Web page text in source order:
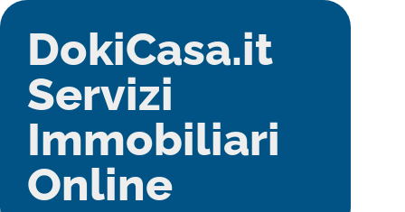
DokiCasa.it
Servizi
Immobiliari
Online